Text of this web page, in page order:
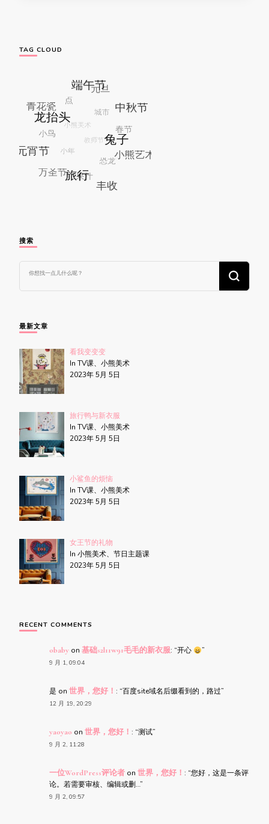
TAG CLOUD
搜索
么
吗?
最新文章
看我变变变
In TV课、小熊美术
2023年 5月 5日
旅行鸭与新衣服
In TV课、小熊美术
2023年 5月 5日
小鲨鱼的烦恼
In TV课、小熊美术
2023年 5月 5日
女王节的礼物
In 小熊美术、节日主题课
2023年 5月 5日
RECENT COMMENTS
obaby on 基础s2l11w91毛毛的新衣服: “开心 ”
9 月 1, 09:04
是 on 世界，您好！ : “百度site域名后缀看到的，路过”
12 月 19, 20:29
yaoyao on 世界，您好！ : “测试”
9 月 2, 11:28
一位WordPress评论者 on 世界，您好！ : “您好，这是一条评
论。若需要审核、编辑或删…”
9 月 2, 09:57